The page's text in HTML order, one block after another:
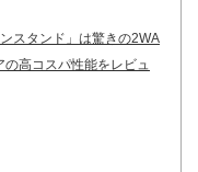
スタンド」は驚きの2WA
高コスパ性能をレビュ